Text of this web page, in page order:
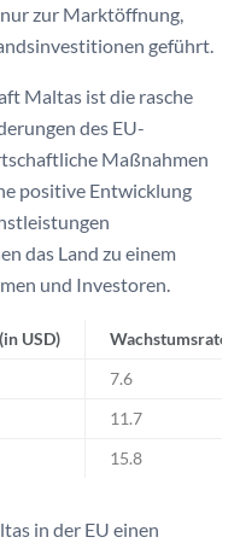
zur Marktöffnung,
geführt.
Maltas ist die rasche
des EU-
Maßnahmen
positive Entwicklung
das Land zu einem
und Investoren.
USD) Wachstumsrate
7.6
11.7
15.8
in der EU einen